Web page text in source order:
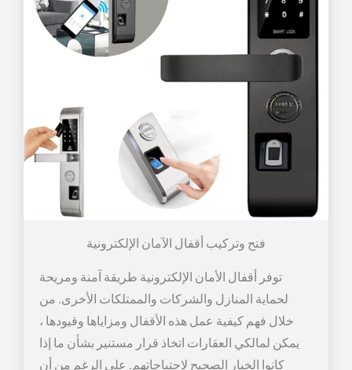
توفر أقفال الأمان الإلكترونية طريقة آمنة ومريحة
لحماية المنازل والشركات والممتلكات الأخرى. من
خلال فهم كيفية عمل هذه الأقفال ومزاياها وقيودها ،
يمكن لمالكي العقارات اتخاذ قرار مستنير بشأن ما إذا
كانوا الخيار الصحيح لاحتياجاتهم. على الرغم من أن